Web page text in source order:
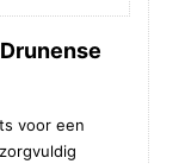
voor een